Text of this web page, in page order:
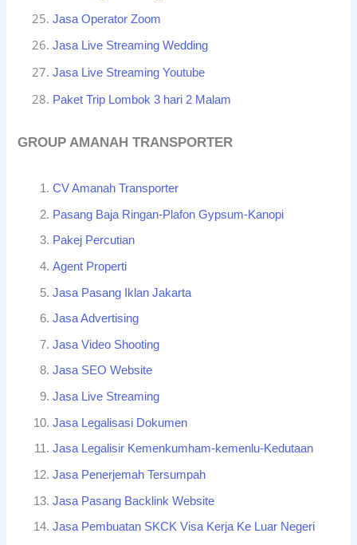
Jasa Operator Zoom
Jasa Live Streaming Wedding
Jasa Live Streaming Youtube
Paket Trip Lombok 3 hari 2 Malam
GROUP AMANAH TRANSPORTER
CV Amanah Transporter
Pasang Baja Ringan-Plafon Gypsum-Kanopi
Pakej Percutian
Agent Properti
Jasa Pasang Iklan Jakarta
Jasa Advertising
Jasa Video Shooting
Jasa SEO Website
Jasa Live Streaming
Jasa Legalisasi Dokumen
Jasa Legalisir Kemenkumham-kemenlu-Kedutaan
Jasa Penerjemah Tersumpah
Jasa Pasang Backlink Website
Jasa Pembuatan SKCK Visa Kerja Ke Luar Negeri